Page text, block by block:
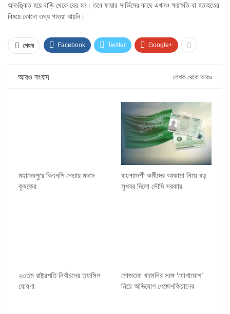
আতঙ্কিত হয়ে বাড়ি থেকে বের হন। তবে ফায়ার সার্ভিসের কাছে এখনও ক্ষয়ক্ষতি বা হতাহতের
বিষয়ে কোনো তথ্য পাওয়া যায়নি।
শেয়ার Facebook Twitter Google+
আরও সংবাদ লেখক থেকে আরও
মহাদেবপুরে বিএনপি নেতার মদদে
কৃষকের
বাংলাদেশী কর্মীদের আকামা নিয়ে বড়
সুখবর দিলো সৌদি সরকার
২৩তম রাষ্ট্রপতি নির্বাচনের তফসিল
ঘোষণা
মোজতবা খামেনির সঙ্গে ‘যোগাযোগ’
নিয়ে অভিযোগ পেজেশকিয়ানের